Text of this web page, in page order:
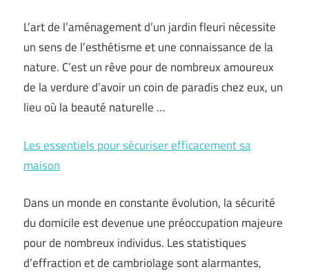
L’art de l’aménagement d’un jardin fleuri nécessite
un sens de l’esthétisme et une connaissance de la
nature. C’est un rêve pour de nombreux amoureux
de la verdure d’avoir un coin de paradis chez eux, un
lieu où la beauté naturelle …
Les essentiels pour sécuriser efficacement sa
maison
Dans un monde en constante évolution, la sécurité
du domicile est devenue une préoccupation majeure
pour de nombreux individus. Les statistiques
d’effraction et de cambriolage sont alarmantes,